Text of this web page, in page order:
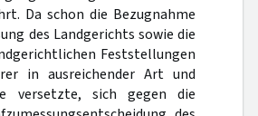
Da schon die Bezugnahme
des Landgerichts sowie die
Feststellungen
in ausreichender Art und
versetzte, sich gegen die